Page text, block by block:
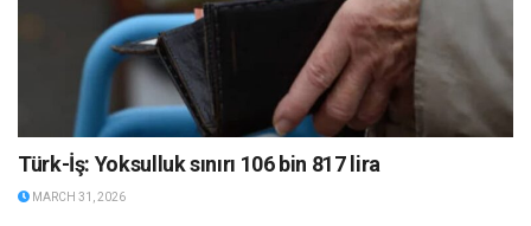
Türk-İş: Yoksulluk sınırı 106 bin 817 lira
MARCH 31, 2026